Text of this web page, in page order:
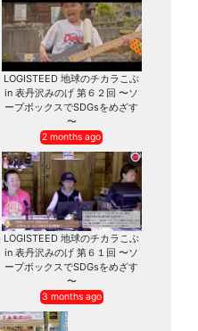
LOGISTEED 地球のチカラこぶ
in 表丹沢みのげ 第６２回 〜ソ
ープボックスでSDGsをめざす
〜
2 months ago
LOGISTEED 地球のチカラこぶ
in 表丹沢みのげ 第６１回 〜ソ
ープボックスでSDGsをめざす
〜
3 months ago